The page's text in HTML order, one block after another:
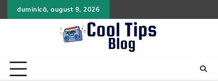
to
duminică, august 9, 2026